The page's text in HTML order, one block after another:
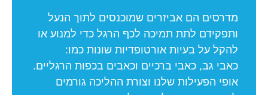
מדרסים הם אביזרים שמוכנסים לתוך הנעל
ותפקידם לתת תמיכה לכף הרגל כדי למנוע או
להקל על בעיות אורטופדיות שונות כמו:
כאבי גב, כאבי ברכיים וכאבים בכפות הרגליים.
אופי הפעילות שלנו וצורת ההליכה גורמים